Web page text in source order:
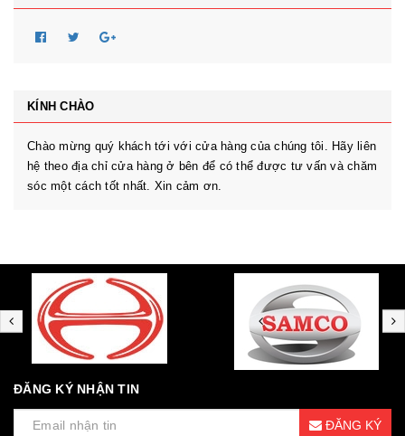
KÍNH CHÀO
Chào mừng quý khách tới với cửa hàng của chúng tôi. Hãy liên
hệ theo địa chỉ cửa hàng ở bên để có thể được tư vấn và chăm
sóc một cách tốt nhất. Xin cảm ơn.
ĐĂNG KÝ NHẬN TIN
ĐĂNG KÝ